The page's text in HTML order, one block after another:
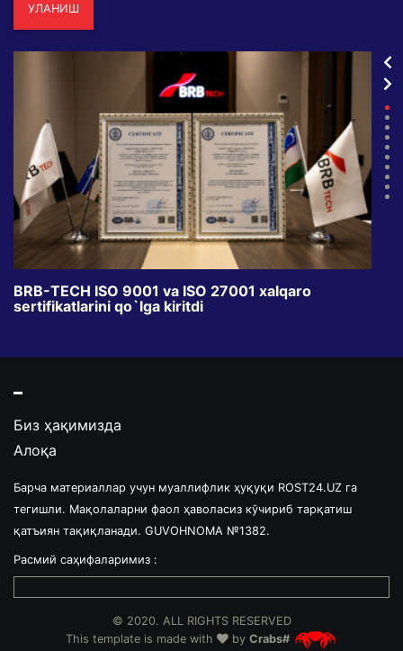
УЛАНИШ
BRB-TECH ISO 9001 va ISO 27001 xalqaro
sertifikatlarini qo`lga kiritdi
Биз ҳақимизда
Алоқа
Барча материаллар учун муаллифлик ҳуқуқи ROST24.UZ га
тегишли. Мақолаларни фаол ҳаволасиз кўчириб тарқатиш
қатъиян тақиқланади. GUVOHNOMA №1382.
Расмий саҳифаларимиз :
© 2020. ALL RIGHTS RESERVED
This template is made with
by Crabs#